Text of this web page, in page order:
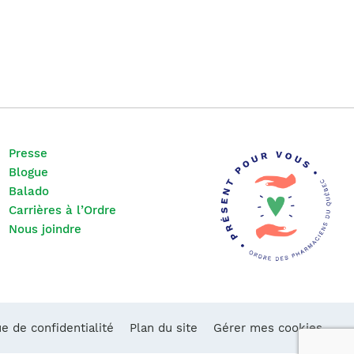
Presse
Blogue
Balado
Carrières à l’Ordre
Nous joindre
de confidentialité Plan du site Gérer mes cookies